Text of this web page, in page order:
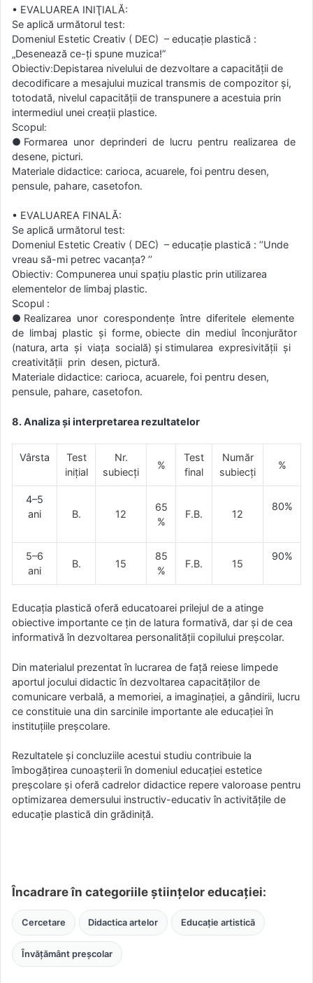
• EVALUAREA INIŢIALĂ:
Domeniul Estetic Creativ ( DEC) – educaţie plastică :
„Desenează ce-ţi spune muzica!”
Obiectiv׃ Depistarea nivelului de dezvoltare a capacităţii de
decodificare a mesajului muzical transmis de compozitor şi,
totodată, nivelul capacităţii de transpunere a acestuia prin
intermediul unei creaţii plastice.
● Formarea unor deprinderi de lucru pentru realizarea de
desene, picturi.
Materiale didactice: carioca, acuarele, foi pentru desen,
pensule, pahare, casetofon.
• EVALUAREA FINALĂ:
Domeniul Estetic Creativ ( DEC) – educaţie plastică : ’’Unde
vreau să-mi petrec vacanţa? ’’
Obiectiv׃ Compunerea unui spaţiu plastic prin utilizarea
elementelor de limbaj plastic.
Scopul :
● Realizarea unor corespondenţe între diferitele elemente
de limbaj plastic şi forme, obiecte din mediul înconjurător
(natura, arta şi viaţa socială) şi stimularea expresivităţii şi
creativităţii prin desen, pictură.
Materiale didactice: carioca, acuarele, foi pentru desen,
pensule, pahare, casetofon.
8. Analiza şi interpretarea rezultatelor
Vârsta
Test
iniţial
Nr.
subiecţi
%
Test
final
Număr
subiecţi
%
4–5
ani
B. 12
65
%
F.B. 12
80%
5–6
ani
B. 15
85
%
F.B. 15
90%
Educația plastică oferă educatoarei prilejul de a atinge
obiective importante ce țin de latura formativă, dar și de cea
informativă în dezvoltarea personalității copilului preșcolar.
Din materialul prezentat în lucrarea de faţă reiese limpede
aportul jocului didactic în dezvoltarea capacităţilor de
comunicare verbală, a memoriei, a imaginaţiei, a gândirii, lucru
ce constituie una din sarcinile importante ale educaţiei în
instituţiile preşcolare.
Rezultatele și concluziile acestui studiu contribuie la
îmbogățirea cunoașterii în domeniul educației estetice
preșcolare și oferă cadrelor didactice repere valoroase pentru
optimizarea demersului instructiv-educativ în activitățile de
educație plastică din grădiniță.
Încadrare în categoriile științelor educației:
Cercetare Didactica artelor Educație artistică
Învățământ preșcolar